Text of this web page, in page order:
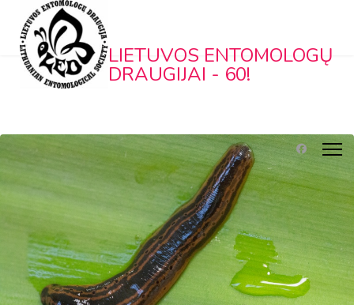
LIETUVOS ENTOMOLOGŲ
DRAUGIJAI - 60!